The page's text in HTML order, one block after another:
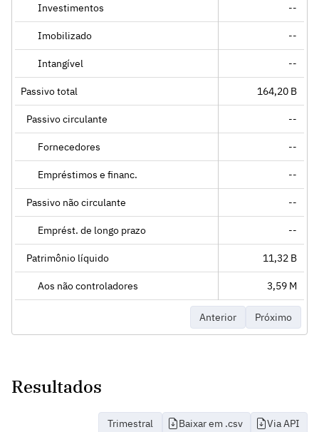
Investimentos --
Imobilizado --
Intangível --
Passivo total 164,20 B
Passivo circulante --
Fornecedores --
Empréstimos e financ. --
Passivo não circulante --
Emprést. de longo prazo --
Patrimônio líquido 11,32 B
Aos não controladores 3,59 M
Anterior Próximo
Resultados
Trimestral Baixar em .csv Via API